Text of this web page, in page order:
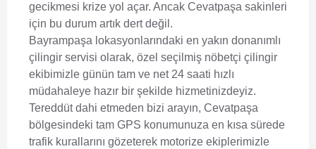
gecikmesi krize yol açar. Ancak Cevatpaşa sakinleri
için bu durum artık dert değil.
Bayrampaşa lokasyonlarındaki en yakın donanımlı
çilingir servisi olarak, özel seçilmiş nöbetçi çilingir
ekibimizle günün tam ve net 24 saati hızlı
müdahaleye hazır bir şekilde hizmetinizdeyiz.
Tereddüt dahi etmeden bizi arayın, Cevatpaşa
bölgesindeki tam GPS konumunuza en kısa sürede
trafik kurallarını gözeterek motorize ekiplerimizle